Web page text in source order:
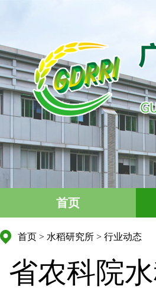
首页
首页 > 水稻研究所 > 行业动态
省农科院